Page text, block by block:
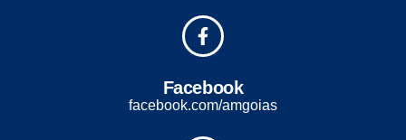
Facebook
facebook.com/amgoias